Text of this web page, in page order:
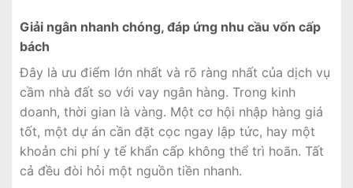
Giải ngân nhanh chóng, đáp ứng nhu cầu vốn cấp
bách
Đây là ưu điểm lớn nhất và rõ ràng nhất của dịch vụ
cầm nhà đất so với vay ngân hàng. Trong kinh
doanh, thời gian là vàng. Một cơ hội nhập hàng giá
tốt, một dự án cần đặt cọc ngay lập tức, hay một
khoản chi phí y tế khẩn cấp không thể trì hoãn. Tất
cả đều đòi hỏi một nguồn tiền nhanh.